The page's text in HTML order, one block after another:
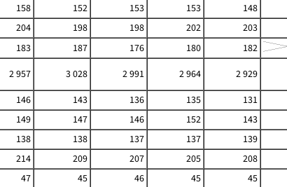
158 152 153 153
148
204 198 198 202
203
183 187 176 180
182
2 957 3 028 2 991 2 964
2 929
146 143 136 135
131
149 147 146 152
143
138 138 137 137
139
214 209 207 205
208
47 45 46 45
45